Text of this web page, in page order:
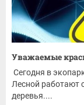
Уважаемые
Сегодня в
Лесной работают
деревья....